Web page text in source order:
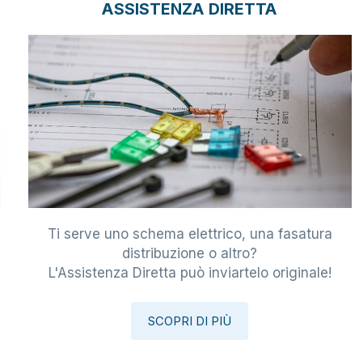
ASSISTENZA DIRETTA
Ti serve uno schema elettrico, una fasatura
distribuzione o altro?
L'Assistenza Diretta può inviartelo originale!
SCOPRI DI PIÙ